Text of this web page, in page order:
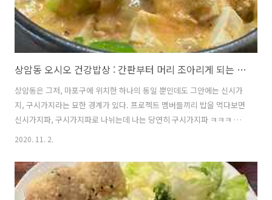
상암동 오시오 건강밥상 : 간판부터 머리 조아리게 되는 대장 맛집
상암동은 그저, 마포구에 위치한 하나의 동일 뿐인데도 그안에는 신시가
지, 구시가지라는 묘한 경계가 있다. 프로젝트 멤버들끼리 밥을 먹다보면
신시가지파, 구시가지파로 나뉘는데 나는 당연히 구시가지파 ㅋㅋㅋ 이
날도 마라탕 젊은이들로부터 탈출하여 (맨날 먹냐ㅋㅋㅋ) 제일 잘 보이는
https://place.map.kakao.com/26967539 오시오건강밥상 서울 마
포구 월드컵북로50길 5 (상암동 41-29) place.map.kakao.com 냉큼
오시오! 이젠 정말 끝.
2020. 11. 2.